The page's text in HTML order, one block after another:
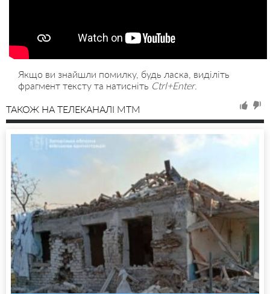
Якщо ви знайшли помилку, будь ласка, виділіть
фрагмент тексту та натисніть Ctrl+Enter.
ТАКОЖ НА ТЕЛЕКАНАЛІ MTM